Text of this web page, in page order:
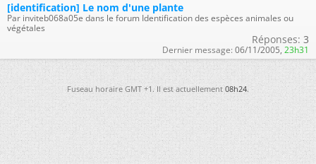
[identification] Le nom d'une plante
Par inviteb068a05e dans le forum Identification des espèces animales ou
végétales
Réponses: 3
Dernier message: 06/11/2005, 23h31
Fuseau horaire GMT +1. Il est actuellement08h24.